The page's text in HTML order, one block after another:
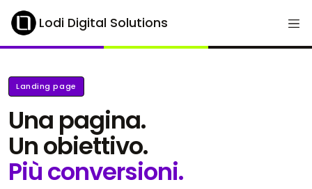
Lodi Digital Solutions
Landing page
Una pagina.
Un obiettivo.
Più conversioni.